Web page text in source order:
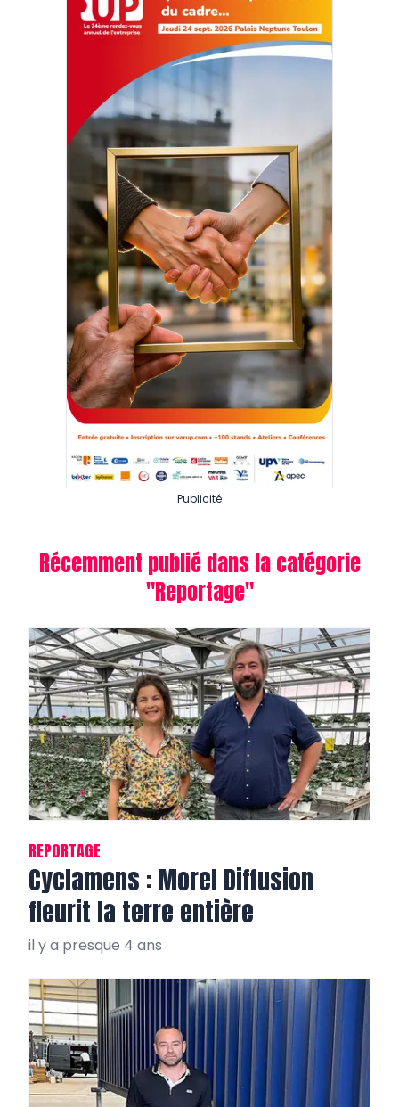
Publicité
Récemment publié dans la catégorie
"Reportage"
REPORTAGE
Cyclamens : Morel Diffusion
fleurit la terre entière
il y a presque 4 ans